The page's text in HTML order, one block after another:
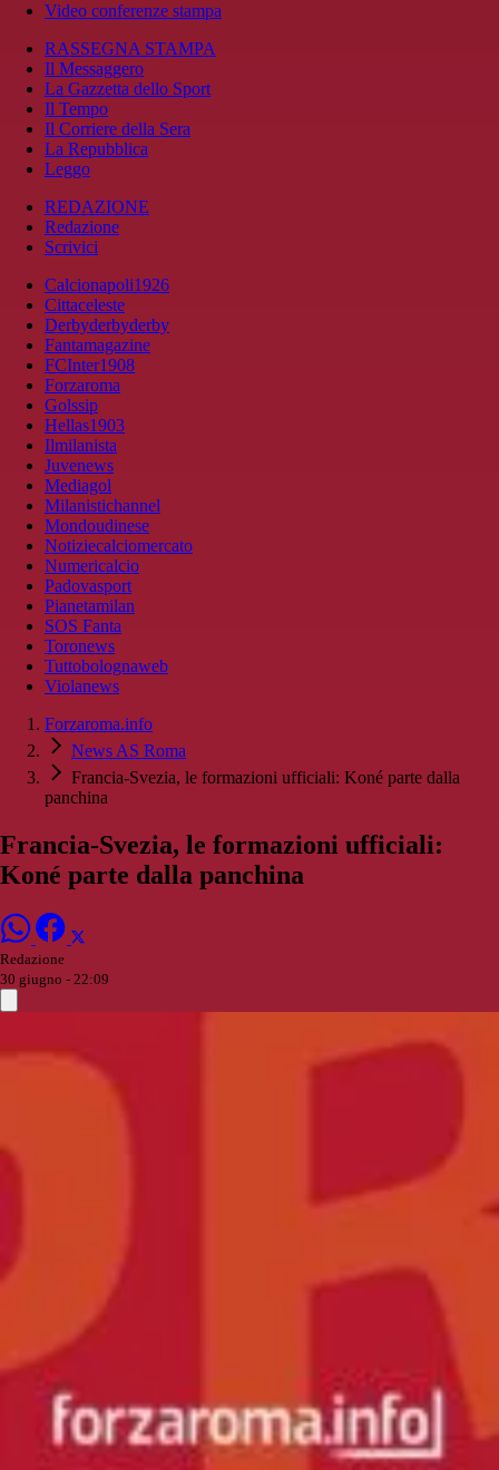
Video conferenze stampa
RASSEGNA STAMPA
Il Messaggero
La Gazzetta dello Sport
Il Tempo
Il Corriere della Sera
La Repubblica
Leggo
REDAZIONE
Redazione
Scrivici
Calcionapoli1926
Cittaceleste
Derbyderbyderby
Fantamagazine
FCInter1908
Forzaroma
Golssip
Hellas1903
Ilmilanista
Juvenews
Mediagol
Milanistichannel
Mondoudinese
Notiziecalciomercato
Numericalcio
Padovasport
Pianetamilan
SOS Fanta
Toronews
Tuttobolognaweb
Violanews
Forzaroma.info
News AS Roma
Francia-Svezia, le formazioni ufficiali: Koné parte dalla
panchina
Francia-Svezia, le formazioni ufficiali:
Koné parte dalla panchina
Redazione
30 giugno - 22:09